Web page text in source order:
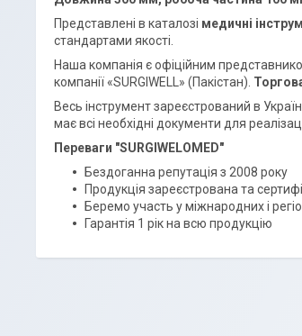
Представлені в каталозі медичні
стандартами якості.
Наша компанія є офіційним
компанії «SURGIWELL» (Пакістан).
Весь інструмент зареєстрований в
має всі необхідні документи для
Переваги "SURGIWELOMED"
Бездоганна репутація з 2008 року
Продукція зареєстрована та
Беремо участь у міжнародних і
Гарантія 1 рік на всю продукцію